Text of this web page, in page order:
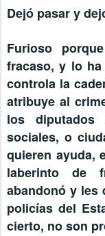
Dejó pasar y
Furioso
fracaso, y lo
controla la
atribuye al
los
sociales, o
quieren ayuda,
laberinto de
abandonó y les
policías del
cierto, no son